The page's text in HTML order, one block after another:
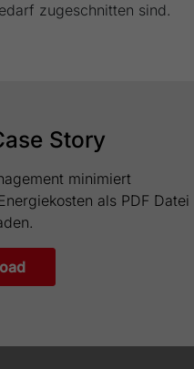
zugeschnitten sind.
Story
minimiert
als PDF Datei